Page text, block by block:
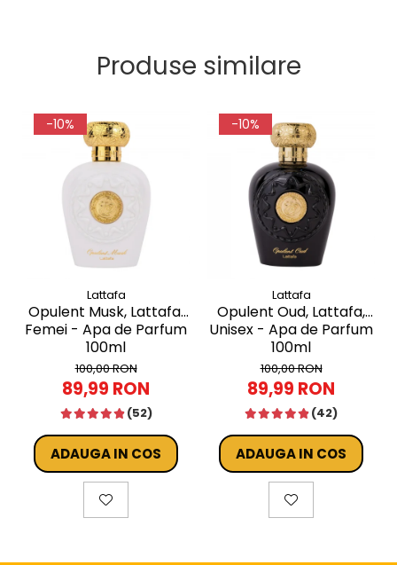
Produse similare
-10%
Lattafa
Opulent Musk, Lattafa,
Femei - Apa de Parfum
100ml
100,00 RON
89,99 RON
(52)
ADAUGA IN COS
-10%
Lattafa
Opulent Oud, Lattafa,
Unisex - Apa de Parfum
100ml
100,00 RON
89,99 RON
(42)
ADAUGA IN COS